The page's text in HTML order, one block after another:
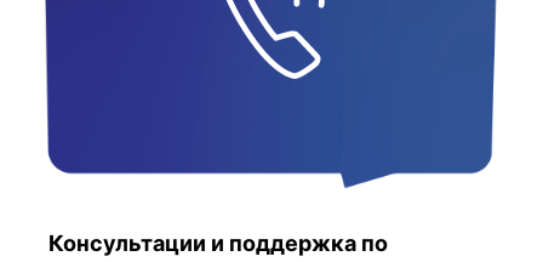
Консультации и поддержка по